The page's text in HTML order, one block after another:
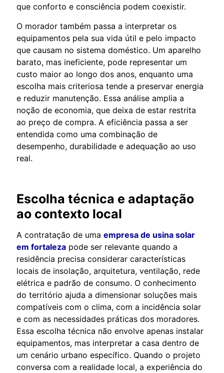
que conforto e consciência podem coexistir.
O morador também passa a interpretar os
equipamentos pela sua vida útil e pelo impacto
que causam no sistema doméstico. Um aparelho
barato, mas ineficiente, pode representar um
custo maior ao longo dos anos, enquanto uma
escolha mais criteriosa tende a preservar energia
e reduzir manutenção. Essa análise amplia a
noção de economia, que deixa de estar restrita
ao preço de compra. A eficiência passa a ser
entendida como uma combinação de
desempenho, durabilidade e adequação ao uso
real.
Escolha técnica e adaptação
ao contexto local
A contratação de uma empresa de usina solar
em fortaleza pode ser relevante quando a
residência precisa considerar características
locais de insolação, arquitetura, ventilação, rede
elétrica e padrão de consumo. O conhecimento
do território ajuda a dimensionar soluções mais
compatíveis com o clima, com a incidência solar
e com as necessidades práticas dos moradores.
Essa escolha técnica não envolve apenas instalar
equipamentos, mas interpretar a casa dentro de
um cenário urbano específico. Quando o projeto
conversa com a realidade local, a experiência do